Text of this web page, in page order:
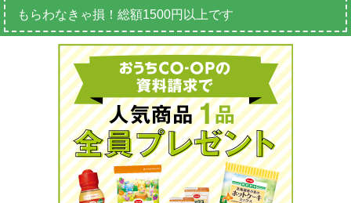
もらわなきゃ損！総額1500円以上です